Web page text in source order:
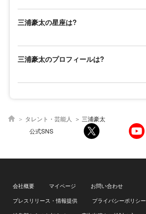
三浦豪太の星座は?
三浦豪太のプロフィールは?
タレント・芸能人
三浦豪太
公式SNS
会社概要 マイページ
お問い合わせ
プレスリリース・情報提供
プライバシーポリシー